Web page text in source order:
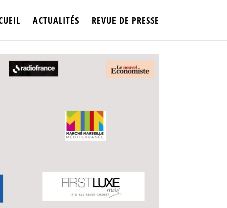
ACTUALITÉS REVUE DE PRESSE